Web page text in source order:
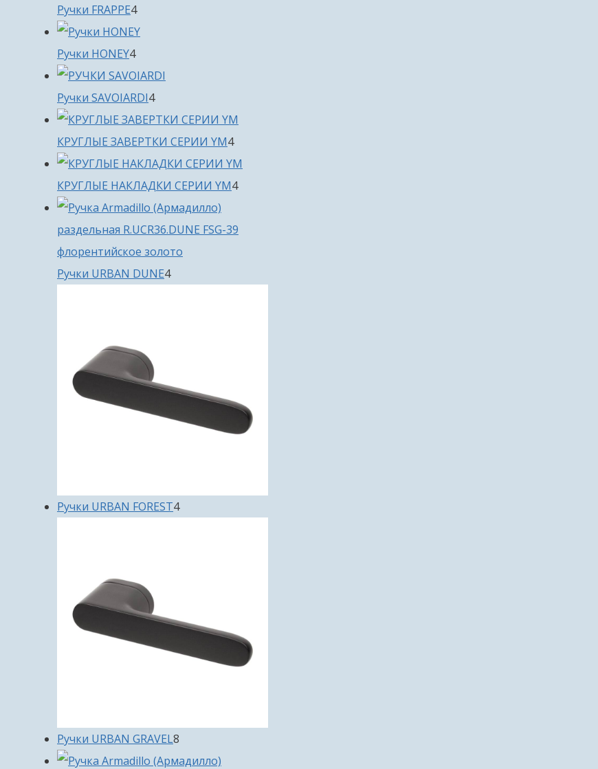
Ручки FRAPPE44
товара
Ручки HONEY44
товара
Ручки SAVOIARDI44
товара
КРУГЛЫЕ ЗАВЕРТКИ СЕРИИ YM44
товара
КРУГЛЫЕ НАКЛАДКИ СЕРИИ YM44
Ручки URBAN DUNE44
Ручки URBAN FOREST44
Ручки URBAN GRAVEL8
товаров